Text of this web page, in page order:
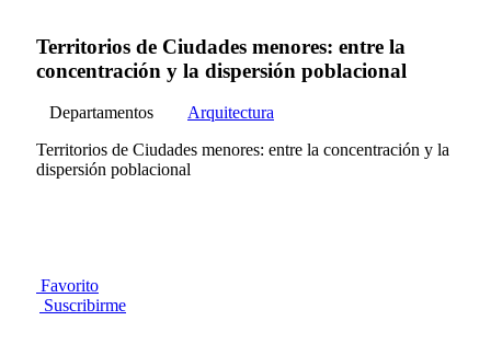
Territorios de Ciudades menores: entre la
concentración y la dispersión poblacional
Departamentos
Arquitectura
Territorios de Ciudades menores: entre la concentración y la
dispersión poblacional
Favorito
Suscribirme